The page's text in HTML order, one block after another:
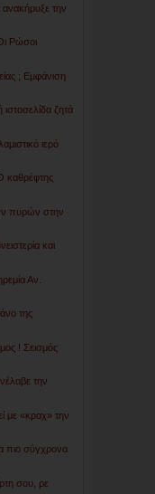
ανακήρυξε την
Ρώσοι
; Εμφάνιση
ζητά
ιερό
καθρέφτης
πυρών στην
και
Αν.
της
! Σεισμός
την
με «κραχ» την
πιο σύγχρονα
σου, ρε